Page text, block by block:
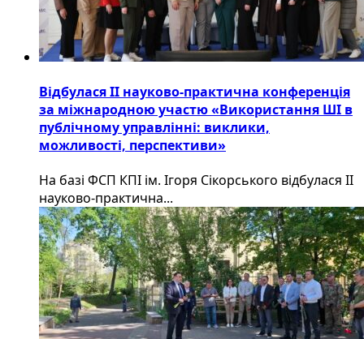
Відбулася ІІ науково-практична конференція
за міжнародною участю «Використання ШІ в
публічному управлінні: виклики,
можливості, перспективи»
На базі ФСП КПІ ім. Ігоря Сікорського відбулася ІІ
науково-практична...